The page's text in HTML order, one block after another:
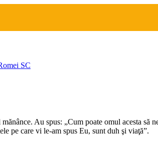
SC
Au spus: „Cum poate omul acesta să
pe care vi le-am spus Eu, sunt duh şi viaţă”.